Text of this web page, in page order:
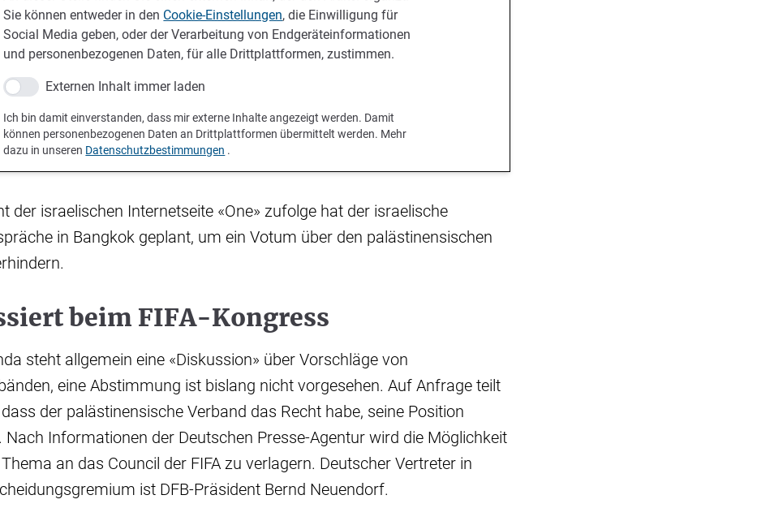
Sie können entweder in den Cookie-Einstellungen, die Einwilligung für
Social Media geben, oder der Verarbeitung von Endgeräteinformationen
und personenbezogenen Daten, für alle Drittplattformen, zustimmen.
Externen Inhalt immer laden
Ich bin damit einverstanden, dass mir externe Inhalte angezeigt werden. Damit
können personenbezogenen Daten an Drittplattformen übermittelt werden. Mehr
dazu in unseren Datenschutzbestimmungen .
der israelischen Internetseite «One» zufolge hat der israelische
in Bangkok geplant, um ein Votum über den palästinensischen
beim FIFA-Kongress
steht allgemein eine «Diskussion» über Vorschläge von
eine Abstimmung ist bislang nicht vorgesehen. Auf Anfrage teilt
dass der palästinensische Verband das Recht habe, seine Position
Nach Informationen der Deutschen Presse-Agentur wird die Möglichkeit
an das Council der FIFA zu verlagern. Deutscher Vertreter in
ist DFB-Präsident Bernd Neuendorf.